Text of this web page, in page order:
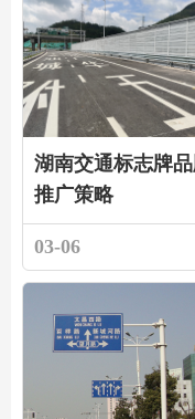
湖南交通标志牌
推广策略
03-06